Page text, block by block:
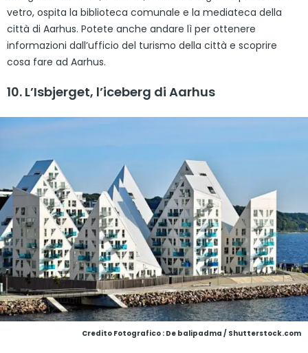
vetro, ospita la biblioteca comunale e la mediateca della
città di Aarhus. Potete anche andare lì per ottenere
informazioni dall’ufficio del turismo della città e scoprire
cosa fare ad Aarhus.
10. L’Isbjerget, l’iceberg di Aarhus
Credito Fotografico : De balipadma / Shutterstock.com